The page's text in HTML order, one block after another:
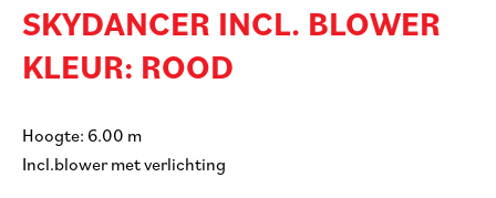
HUURVOORWAARDEN
SKYDANCER INCL. BLOWER
KLEUR: ROOD
Hoogte: 6.00 m
Incl.blower met verlichting